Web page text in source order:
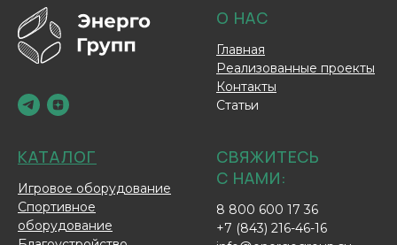
О НАС
Главная
Реализованные проекты
Контакты
Статьи
КАТАЛОГ
Игровое оборудование
Спортивное
оборудование
СВЯЖИТЕСЬ
С НАМИ:
8 800 600 17 36
+7 (843) 216-46-16